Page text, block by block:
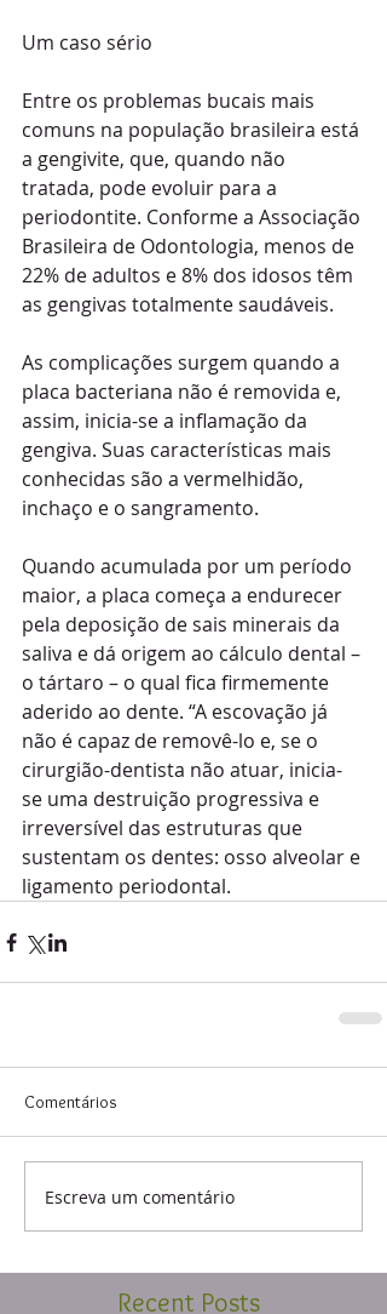
Um caso sério
Entre os problemas bucais mais
comuns na população brasileira está
a gengivite, que, quando não
tratada, pode evoluir para a
periodontite. Conforme a Associação
Brasileira de Odontologia, menos de
22% de adultos e 8% dos idosos têm
as gengivas totalmente saudáveis.
As complicações surgem quando a
placa bacteriana não é removida e,
assim, inicia-se a inflamação da
gengiva. Suas características mais
conhecidas são a vermelhidão,
inchaço e o sangramento.
Quando acumulada por um período
maior, a placa começa a endurecer
pela deposição de sais minerais da
saliva e dá origem ao cálculo dental –
o tártaro – o qual fica firmemente
aderido ao dente. “A escovação já
não é capaz de removê-lo e, se o
cirurgião-dentista não atuar, inicia-
se uma destruição progressiva e
irreversível das estruturas que
sustentam os dentes: osso alveolar e
ligamento periodontal.
Comentários
Escreva um comentário
Recent Posts